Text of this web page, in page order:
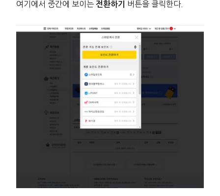
여기에서 중간에 보이는 전환하기 버튼을 클릭한다.